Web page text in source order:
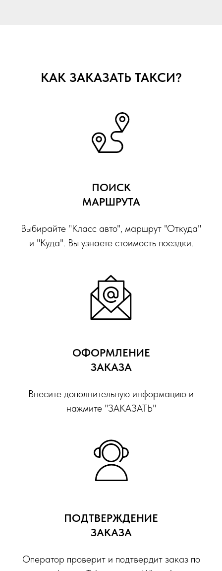
КАК ЗАКАЗАТЬ ТАКСИ?
ПОИСК
МАРШРУТА
Выбирайте "Класс авто", маршрут "Откуда"
и "Куда". Вы узнаете стоимость поездки.
ОФОРМЛЕНИЕ
ЗАКАЗА
Внесите дополнительную информацию и
нажмите "ЗАКАЗАТЬ"
ПОДТВЕРЖДЕНИЕ
ЗАКАЗА
Оператор проверит и подтвердит заказ по